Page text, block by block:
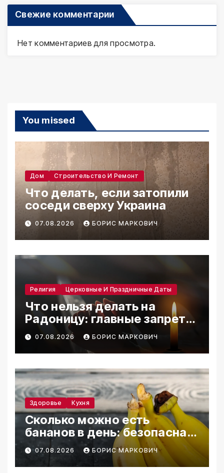
Свежие комментарии
Нет комментариев для просмотра.
You missed
Дом Строительство И Ремонт
Что делать, если затопили
соседи сверху Украина
07.08.2026 БОРИС МАРКОВИЧ
Религия Церковные И Праздничные Даты
Что нельзя делать на
Радоницу: главные запреты
дня
07.08.2026 БОРИС МАРКОВИЧ
Здоровье Кухня
Сколько можно есть
бананов в день: безопасная
норма
07.08.2026 БОРИС МАРКОВИЧ